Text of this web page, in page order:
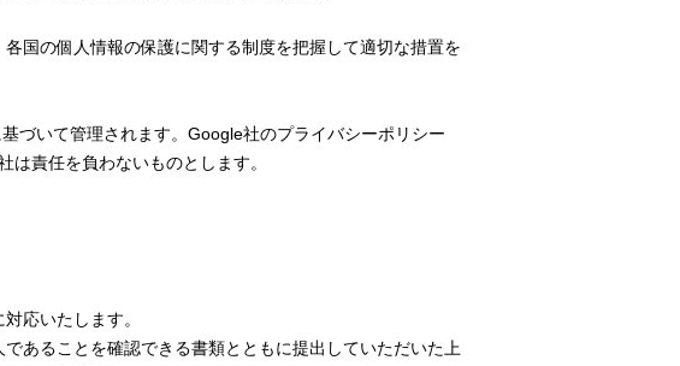
国の個人情報の保護に関する制度を把握して適切な措置を
づいて管理されます。Google社のプライバシーポリシー
責任を負わないものとします。
応いたします。
あることを確認できる書類とともに提出していただいた上